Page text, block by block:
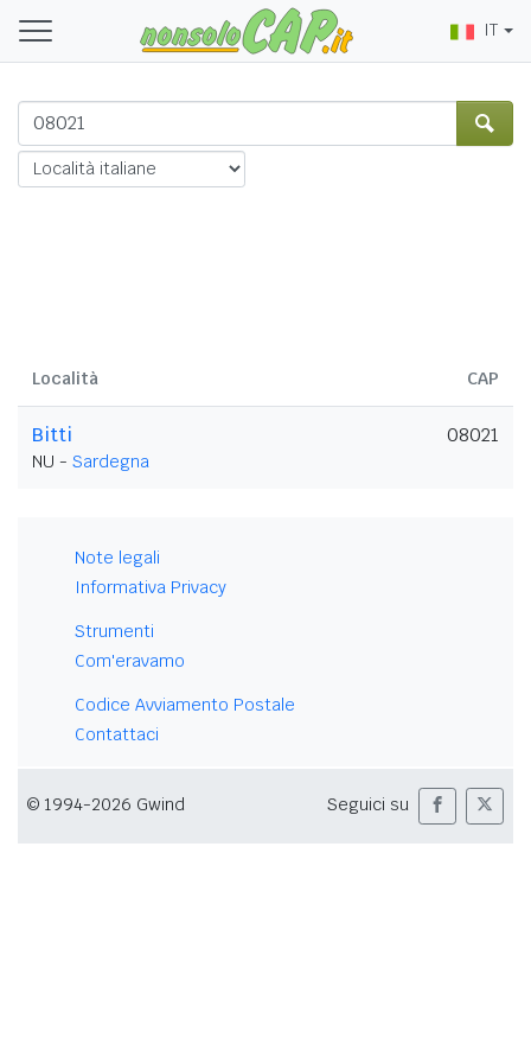
IT
Località CAP
Bitti
NU - Sardegna
08021
Note legali
Informativa Privacy
Strumenti
Com'eravamo
Codice Avviamento Postale
Contattaci
© 1994-2026 Gwind Seguici su